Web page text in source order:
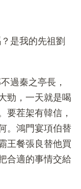
是我的先祖劉
過秦之亭長，
勁，一天就是喝
要茬架有韓信，
。鴻門宴項伯替
王餐張良替他買
合適的事情交給